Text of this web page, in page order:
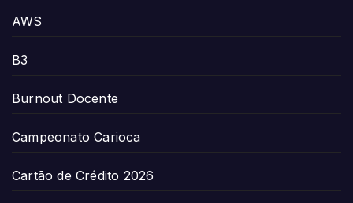
AWS
B3
Burnout Docente
Campeonato Carioca
Cartão de Crédito 2026